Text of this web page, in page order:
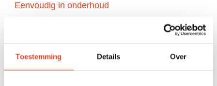
Toestemming Details Over
Eenvoudig in onderhoud
De koffielepels zijn volledig vaatwasserbestendig en
daardoor eenvoudig schoon te maken na gebruik. Dit
onderhoud.